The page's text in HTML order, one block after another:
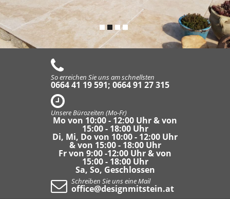
So erreichen Sie uns am schnellsten
0664 41 19 591; 0664 91 27 315
Unsere Bürozeiten (Mo-Fr)
Mo von 10:00 - 12:00 Uhr & von
15:00 - 18:00 Uhr
Di, Mi, Do von 10:00 - 12:00 Uhr
& von 15:00 - 18:00 Uhr
Fr von 9:00 -12:00 Uhr & von
15:00 - 18:00 Uhr
Sa, So, Geschlossen
Schreiben Sie uns eine Mail
office@designmitstein.at